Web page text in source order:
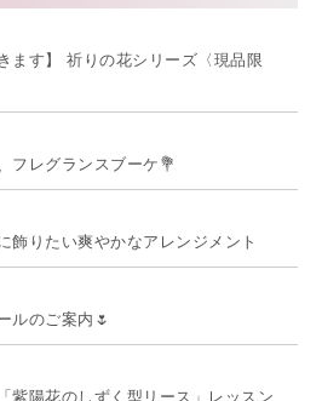
ます】 祈りの花シリーズ〈現品限
フレグランスブーケ💐
飾りたい爽やかなアレンジメント
ルのご案内🌷
紫陽花のしずく型リース」レッスン